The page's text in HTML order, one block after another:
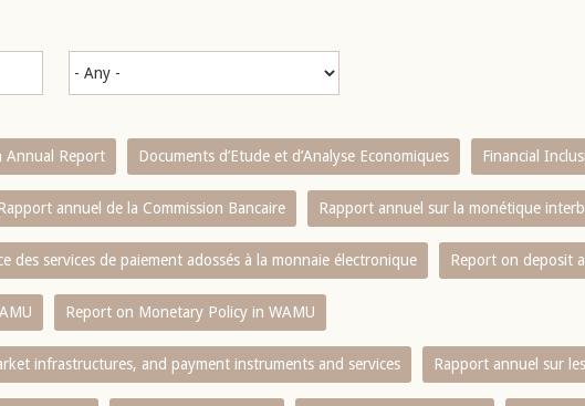
Annual Report Documents d’Etude et d’Analyse Economiques Financial
annuel de la Commission Bancaire Rapport annuel sur la monétique
des services de paiement adossés à la monnaie électronique Report on deposit
Report on Monetary Policy in WAMU
infrastructures, and payment instruments and services Rapport annuel sur